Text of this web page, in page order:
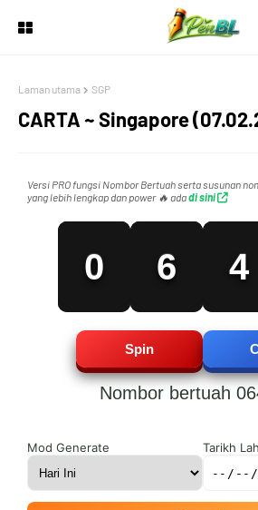
Laman utama SGP
CARTA ~ Singapore
Versi PRO fungsi Nombor Bertuah serta susunan
yang lebih lengkap dan power 🔥 adadi sini
0
1
2
5
6
7
8
3
4
5
6
Spin
Nombor bertuah
Mod Generate Tarikh